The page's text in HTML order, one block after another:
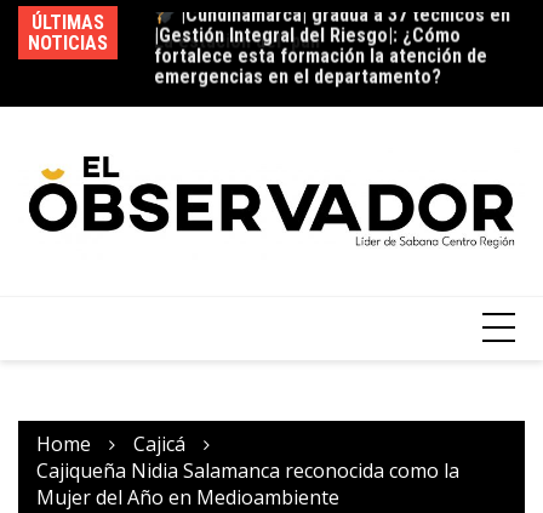
ÚLTIMAS
NOTICIAS
La estación del ‘pan’
Home
Cajicá
Cajiqueña Nidia Salamanca reconocida como la
Mujer del Año en Medioambiente